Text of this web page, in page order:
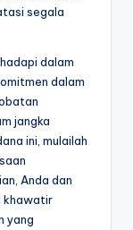
segala
dalam
dalam
jangka
ini, mulailah
Anda dan
khawatir
yang